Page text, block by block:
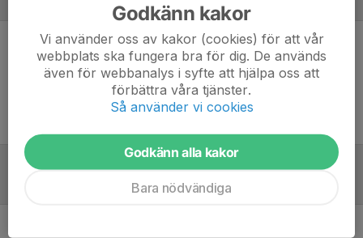
Inget referat skrivet
Godkänn kakor
Vi använder oss av kakor (cookies) för att vår
webbplats ska fungera bra för dig. De används
även för webbanalys i syfte att hjälpa oss att
förbättra våra tjänster.
Så använder vi cookies
Godkänn alla kakor
Bara nödvändiga